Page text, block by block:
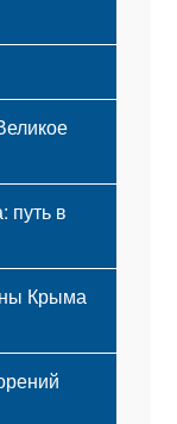
путь в
Крыма